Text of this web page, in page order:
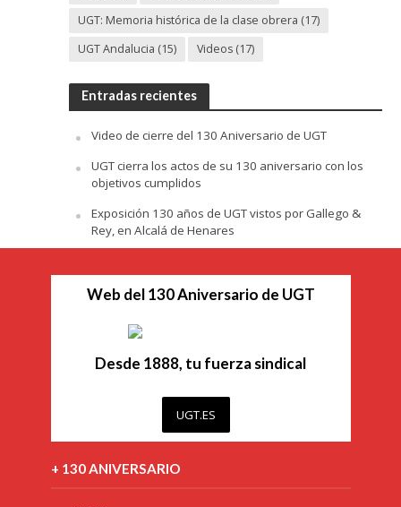
UGT: Memoria histórica de la clase obrera (17)
UGT Andalucia (15) Videos(17)
Entradas recientes
Video de cierre del 130 Aniversario de UGT
UGT cierra los actos de su 130 aniversario con los
objetivos cumplidos
Exposición 130 años de UGT vistos por Gallego &
Rey, en Alcalá de Henares
Web del 130 Aniversario de UGT
Desde 1888, tu fuerza sindical
UGT.ES
+ 130 ANIVERSARIO